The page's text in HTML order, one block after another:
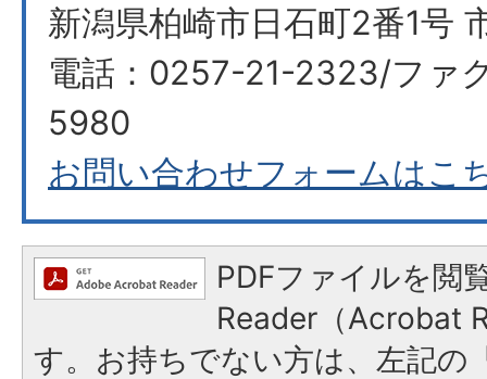
新潟県柏崎市日石町2番1号
電話：0257-21-2323/ファ
5980
お問い合わせフォームはこ
PDFファイルを閲
Reader（Acrobat
す。お持ちでない方は、左記の